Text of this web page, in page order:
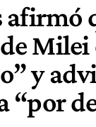
afirmó
Milei
y
“por